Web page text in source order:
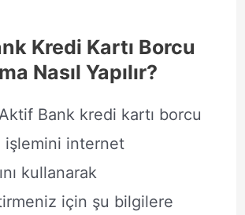
Kredi Kartı Borcu
Nasıl Yapılır?
Bank kredi kartı borcu
işlemini internet
kullanarak
için şu bilgilere